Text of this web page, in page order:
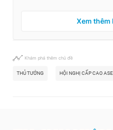
Xem thêm
Khám phá thêm chủ đề
THỦ TƯỚNG HỘI NGHỊ CẤP CAO